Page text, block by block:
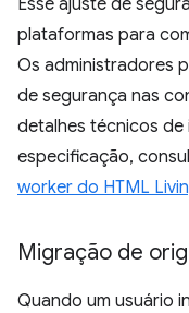
Esse ajuste de
plataformas para
Os administradores
de segurança nas
detalhes técnicos
especificação,
worker do HTML
Migração de
Quando um usuário